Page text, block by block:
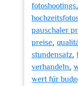
fotoshootings
pauschaler
preise,
stundensatz,
verhandeln,
wert für